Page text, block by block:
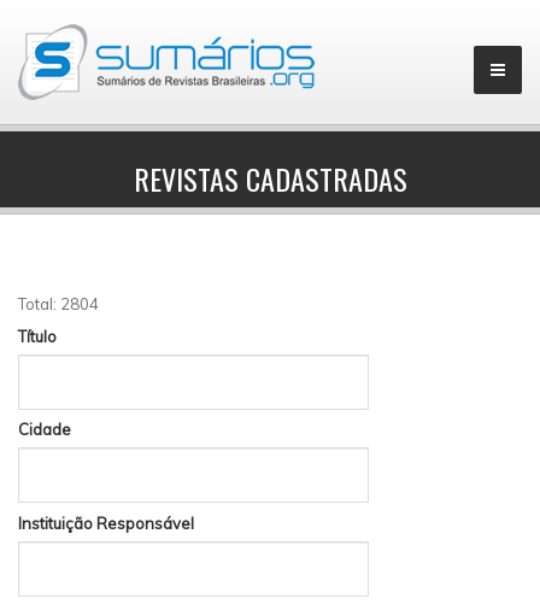
▼
REVISTAS CADASTRADAS
Total: 2804
Título
Cidade
Instituição Responsável